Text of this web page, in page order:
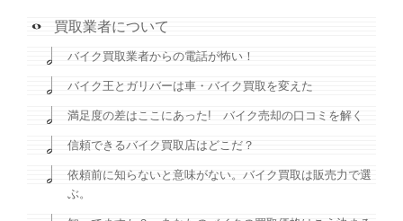
買取業者について
バイク買取業者からの電話が怖い！
バイク王とガリバーは車・バイク買取を変えた
満足度の差はここにあった! バイク売却の口コミを解く
信頼できるバイク買取店はどこだ？
依頼前に知らないと意味がない。バイク買取は販売力で選
ぶ。